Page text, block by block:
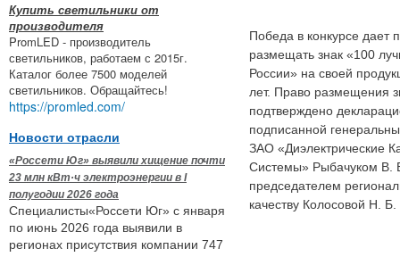
Купить светильники от
производителя
PromLED - производитель
светильников, работаем с 2015г.
Каталог более 7500 моделей
светильников. Обращайтесь!
https://promled.com/
Новости отрасли
«Россети Юг» выявили хищение почти
23 млн кВт·ч электроэнергии в I
полугодии 2026 года
Специалисты«Россети Юг» с января
по июнь 2026 года выявили в
регионах присутствия компании 747
Победа в конкурсе дает
размещать знак «100
России» на своей
лет. Право размещения
подтверждено
подписанной
ЗАО «Диэлектрические
Системы» Рыбачуком В.
председателем
качеству Колосовой Н. Б.